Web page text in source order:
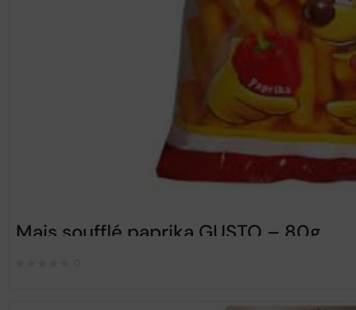
Mais soufflé paprika GUSTO – 80g